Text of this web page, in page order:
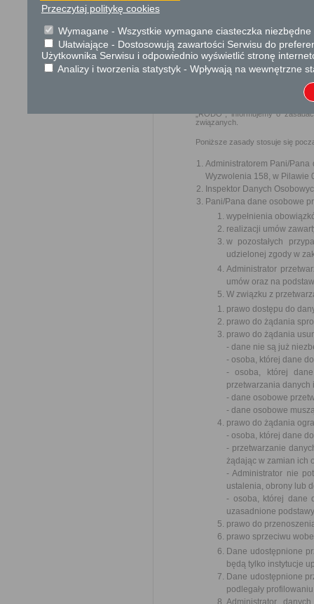
Ochrona danych osobowych
Klauzula informacyjna o
W związku z realizacją
ochrony osób fizycznych w
„RODO”, informujemy o
związanych.
Poniższe zasady stosuje się
Administratorem Pani/
Wyzwolenia 158, w Pilawie
Inspektor Danych
Pani/Pana dane osobowe
wypełnienia
realizacji umów
w pozostałych
udzielonej zgody w
Administrator
umów oraz na
W związku z
prawo dostępu do
prawo do żądania
prawo do żądania
- dane nie są już
- osoba, której dane
- osoba, której
przetwarzania
- dane osobowe
- dane osobowe
prawo do żądania
- osoba, której dane
- przetwarzanie
żądając w zamian ich
- Administrator nie
ustalenia, obrony lub
- osoba, której dane
uzasadnione
prawo do
prawo sprzeciwu
Dane udostępnione
będą tylko instytucje
Dane udostępnione
podlegały
Administrator
Przeczytaj politykę cookies
Wymagane - Wszystkie wymagane ciasteczka
Ułatwiające - Dostosowują zawartości Serwisu do
Użytkownika Serwisu i odpowiednio wyświetlić stronę
Analizy i tworzenia statystyk - Wpływają na wewnętrzne